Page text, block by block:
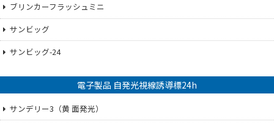
ブリンカーフラッシュミニ
サンビッグ
サンビッグ-24
電子製品 自発光視線誘導標24h
サンデリー3（黄 面発光）